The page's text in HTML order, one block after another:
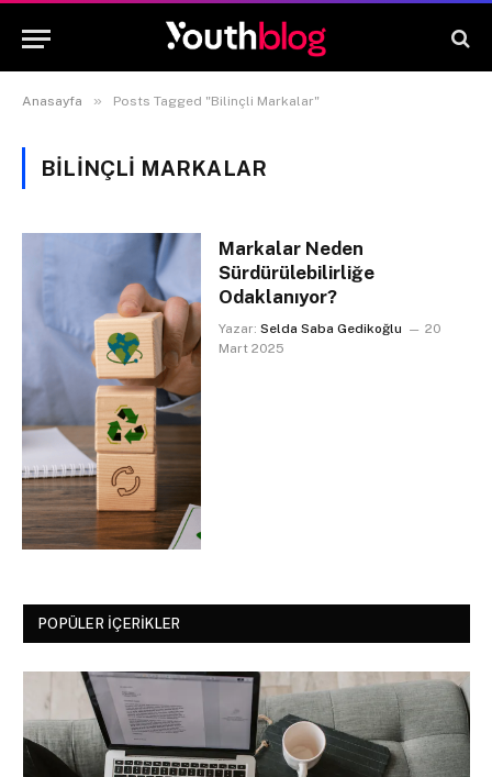
Anasayfa » Posts Tagged "Bilinçli Markalar"
BILINÇLI MARKALAR
Markalar Neden
Sürdürülebilirliğe
Odaklanıyor?
Yazar: Selda Saba Gedikoğlu
20
Mart 2025
POPÜLER İÇERIKLER